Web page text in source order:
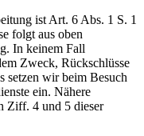
ist Art. 6 Abs. 1 S. 1
folgt aus oben
In keinem Fall
Zweck, Rückschlüsse
setzen wir beim Besuch
ein. Nähere
Ziff. 4 und 5 dieser